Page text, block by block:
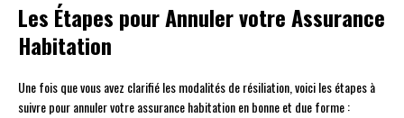
Les Étapes pour Annuler votre Assurance
Habitation
Une fois que vous avez clarifié les modalités de résiliation, voici les étapes à
suivre pour annuler votre assurance habitation en bonne et due forme :